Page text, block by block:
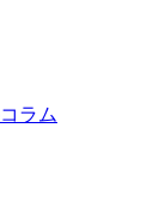
ラム